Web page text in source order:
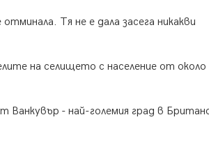
Тя не е дала засега никакви
на селището с население от
- най-големия град в